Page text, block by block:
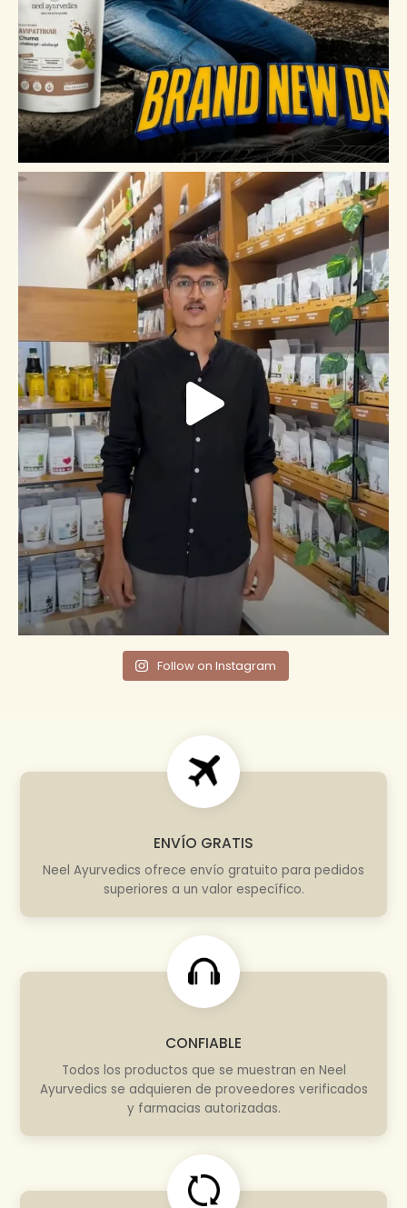
Follow on Instagram
ENVÍO GRATIS
Neel Ayurvedics ofrece envío gratuito para pedidos
superiores a un valor específico.
CONFIABLE
Todos los productos que se muestran en Neel
Ayurvedics se adquieren de proveedores verificados
y farmacias autorizadas.